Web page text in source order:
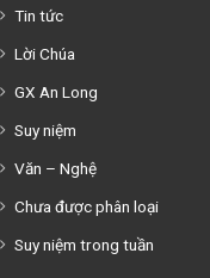
Tin tức
Lời Chúa
GX An Long
Suy niệm
Văn – Nghệ
Chưa được phân loại
Suy niệm trong tuần